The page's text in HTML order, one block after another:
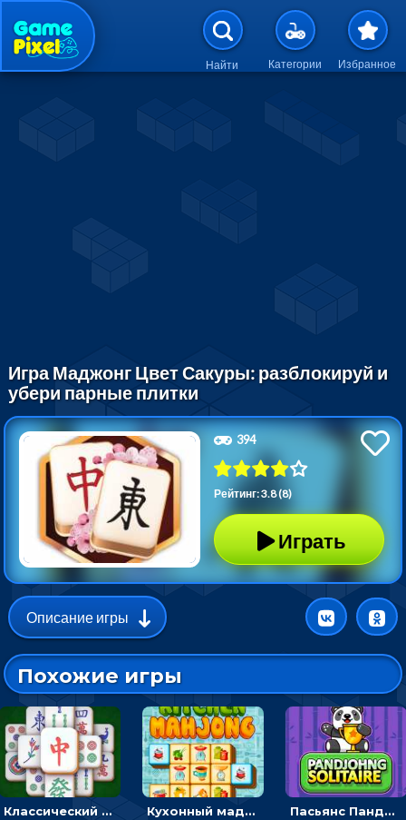
Перейти к основному
Найти Категории Избранное
Игра Маджонг Цвет Сакуры: разблокируй и
убери парные плитки
394
Рейтинг: 3.8 (8)
Играть
Описание игры
Похожие игры
Классический маджонг на время: находить пары одинаковых плиток, чтобы расчищать поле Кухонный маджонг: соединять пары посуды и расчищать поле Пасьянс Панджонг: собирать карты по порядку, чтобы очистить поле